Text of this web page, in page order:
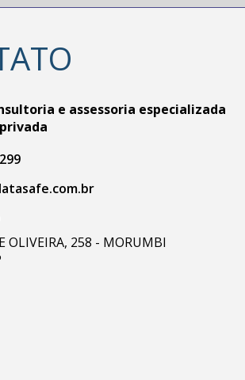
e assessoria especializada
OLIVEIRA, 258 - MORUMBI